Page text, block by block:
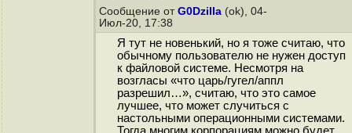
Сообщение от G0Dzilla (ok), 04-
Июл-20, 17:38
Я тут не новенький, но я тоже считаю, что
обычному пользователю не нужен доступ
к файловой системе. Несмотря на
возгласы «что царь/гугел/аппл
разрешил…», считаю, что это самое
лучшее, что может случиться с
настольными операционными системами.